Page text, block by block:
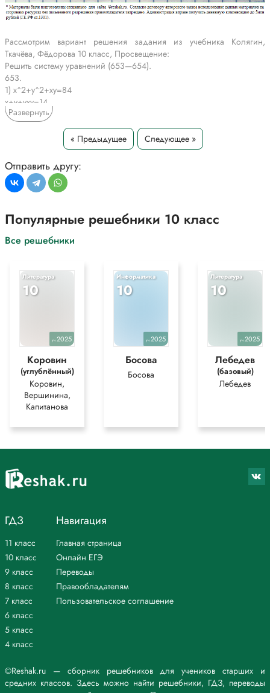
Рассмотрим вариант решения задания из учебника Колягин,
Ткачёва, Фёдорова 10 класс, Просвещение:
Решить систему уравнений (653—654).
653.
1) x^2+y^2+xy=84
x+y+vxy=14
2) v(2x-1)+v(3-y)=3
*Текст задания приводится исключительно в образовательных целях
Развернуть
« Предыдущее Следующее »
Отправить другу:
Популярные решебники 10 класс
Все решебники
Литература
10
уч.2025
Коровин
(углублённый)
Коровин,
Вершинина,
Капитанова
Информатика
10
уч.2025
Босова
Босова
Литература
10
уч.2025
Лебедев
(базовый)
Лебедев
©Reshak.ru — сборник решебников для учеников старших и
средних классов. Здесь можно найти решебники, ГДЗ, переводы
ГДЗ
11 класс
10 класс
9 класс
8 класс
7 класс
6 класс
5 класс
4 класс
Навигация
Главная страница
Онлайн ЕГЭ
Переводы
Правообладателям
Пользовательское соглашение